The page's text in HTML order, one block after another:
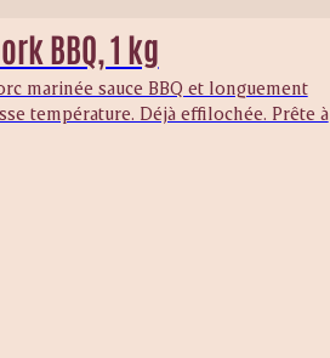
BBQ, 1 kg
marinée sauce BBQ et longuement
température. Déjà effilochée. Prête à